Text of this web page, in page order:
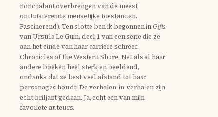
nonchalant overbrengen van de meest
ontluisterende menselijke toestanden.
Fascinerend). Ten slotte ben ik begonnen inGifts
van Ursula Le Guin, deel 1 van een serie die ze
aan het einde van haar carrière schreef:
Chronicles of the Western Shore. Net als al haar
andere boeken heel sterk en beeldend,
ondanks dat ze best veel afstand tot haar
personages houdt. De verhalen-in-verhalen zijn
echt briljant gedaan. Ja, echt een van mijn
favoriete auteurs.